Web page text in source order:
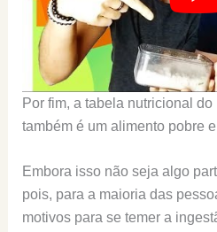
Por fim, a tabela nutricional
também é um alimento pobre
Embora isso não seja algo
pois, para a maioria das
motivos para se temer a